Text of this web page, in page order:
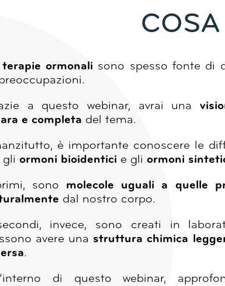
terapie ormonali sono spesso fonte di
a questo webinar, avrai una
e completa del tema.
è importante conoscere le
gli ormoni bioidentici e gli ormoni
sono molecole uguali a quelle
dal nostro corpo.
invece, sono creati in
avere una struttura chimica
.
di questo webinar,